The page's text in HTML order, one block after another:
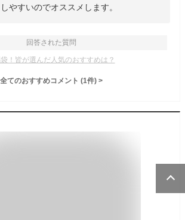
やすいのでオススメします。
回答された質問
！皆が選んだ人気のおすすめは？
全てのおすすめコメント (1件) >